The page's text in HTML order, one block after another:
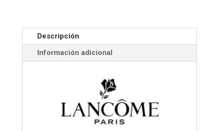
Descripción
Información adicional